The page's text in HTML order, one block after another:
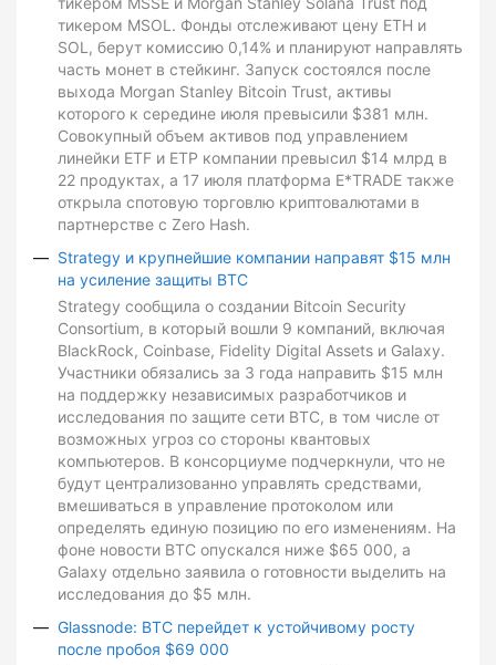
тикером MSOL. Фонды отслеживают цену ETH и
SOL, берут комиссию 0,14% и планируют направлять
часть монет в стейкинг. Запуск состоялся после
выхода Morgan Stanley Bitcoin Trust, активы
которого к середине июля превысили $381 млн.
Совокупный объем активов под управлением
линейки ETF и ETP компании превысил $14 млрд в
22 продуктах, а 17 июля платформа E*TRADE также
открыла спотовую торговлю криптовалютами в
партнерстве с Zero Hash.
Strategy и крупнейшие компании направят $15 млн
на усиление защиты BTC
Strategy сообщила о создании Bitcoin Security
Consortium, в который вошли 9 компаний, включая
BlackRock, Coinbase, Fidelity Digital Assets и Galaxy.
Участники обязались за 3 года направить $15 млн
на поддержку независимых разработчиков и
исследования по защите сети BTC, в том числе от
возможных угроз со стороны квантовых
компьютеров. В консорциуме подчеркнули, что не
будут централизованно управлять средствами,
вмешиваться в управление протоколом или
определять единую позицию по его изменениям. На
фоне новости BTC опускался ниже $65 000, а
Galaxy отдельно заявила о готовности выделить на
исследования до $5 млн.
Glassnode: BTC перейдет к устойчивому росту
после пробоя $69 000